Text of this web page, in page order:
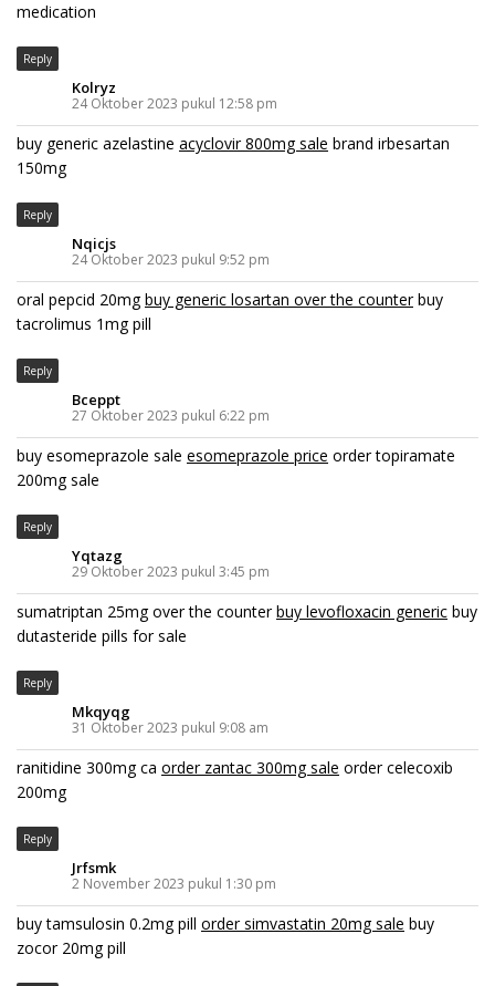
medication
Reply
Kolryz
24 Oktober 2023 pukul 12:58 pm
buy generic azelastine acyclovir 800mg sale brand irbesartan
150mg
Reply
Nqicjs
24 Oktober 2023 pukul 9:52 pm
oral pepcid 20mgbuy generic losartan over the counterbuy
tacrolimus 1mg pill
Reply
Bceppt
27 Oktober 2023 pukul 6:22 pm
buy esomeprazole sale esomeprazole price order topiramate
200mg sale
Reply
Yqtazg
29 Oktober 2023 pukul 3:45 pm
sumatriptan 25mg over the counterbuy levofloxacin generic buy
dutasteride pills for sale
Reply
Mkqyqg
31 Oktober 2023 pukul 9:08 am
ranitidine 300mg ca order zantac 300mg sale order celecoxib
200mg
Reply
Jrfsmk
2 November 2023 pukul 1:30 pm
buy tamsulosin 0.2mg pill order simvastatin 20mg sale buy
zocor 20mg pill